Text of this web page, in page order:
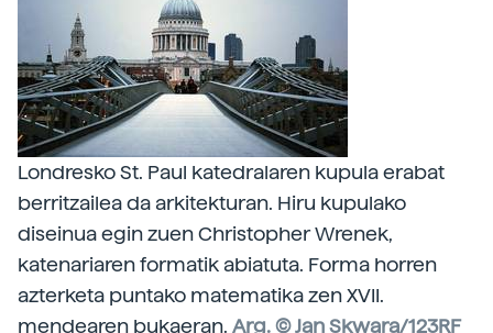
Londresko St. Paul katedralaren kupula erabat
berritzailea da arkitekturan. Hiru kupulako
diseinua egin zuen Christopher Wrenek,
katenariaren formatik abiatuta. Forma horren
azterketa puntako matematika zen XVII.
mendearen bukaeran. Arg. © Jan Skwara/123RF